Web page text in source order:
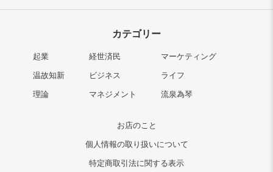
カテゴリー
起業
温故知新
理論
経世済民
ビジネス
マネジメント
マーケティング
ライフ
流泉為琴
お店のこと
個人情報の取り扱いについて
特定商取引法に関する表示